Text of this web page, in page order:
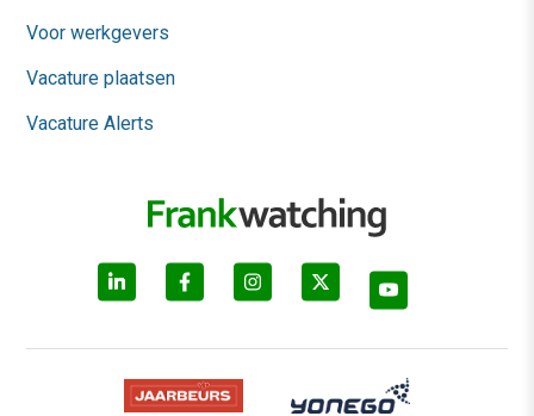
Voor werkgevers
Vacature plaatsen
Vacature Alerts